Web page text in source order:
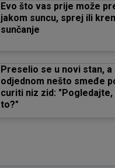
Evo što vas prije može
jakom suncu, sprej ili
sunčanje
Preselio se u novi stan, a
odjednom nešto smeđe
curiti niz zid: "Pogledajte,
to?"